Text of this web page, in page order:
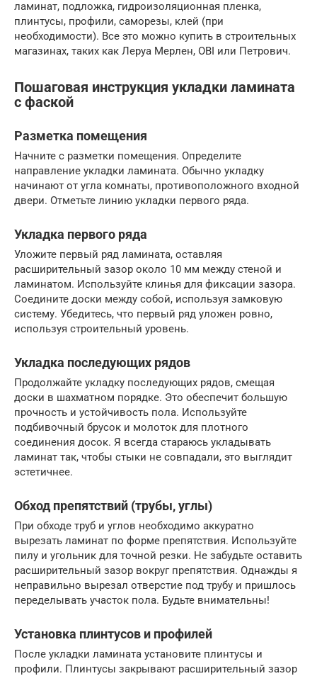
ламинат, подложка, гидроизоляционная пленка,
плинтусы, профили, саморезы, клей (при
необходимости). Все это можно купить в строительных
магазинах, таких как Леруа Мерлен, OBI или Петрович.
Пошаговая инструкция укладки ламината
с фаской
Разметка помещения
Начните с разметки помещения. Определите
направление укладки ламината. Обычно укладку
начинают от угла комнаты, противоположного входной
двери. Отметьте линию укладки первого ряда.
Укладка первого ряда
Уложите первый ряд ламината, оставляя
расширительный зазор около 10 мм между стеной и
ламинатом. Используйте клинья для фиксации зазора.
Соедините доски между собой, используя замковую
систему. Убедитесь, что первый ряд уложен ровно,
используя строительный уровень.
Укладка последующих рядов
Продолжайте укладку последующих рядов, смещая
доски в шахматном порядке. Это обеспечит большую
прочность и устойчивость пола. Используйте
подбивочный брусок и молоток для плотного
соединения досок. Я всегда стараюсь укладывать
ламинат так, чтобы стыки не совпадали, это выглядит
эстетичнее.
Обход препятствий (трубы, углы)
При обходе труб и углов необходимо аккуратно
вырезать ламинат по форме препятствия. Используйте
пилу и угольник для точной резки. Не забудьте оставить
расширительный зазор вокруг препятствия. Однажды я
неправильно вырезал отверстие под трубу и пришлось
переделывать участок пола. Будьте внимательны!
Установка плинтусов и профилей
После укладки ламината установите плинтусы и
профили. Плинтусы закрывают расширительный зазор